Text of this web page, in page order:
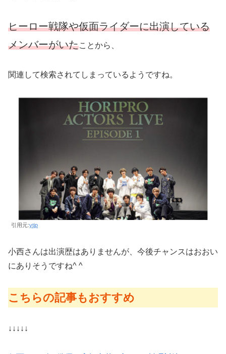
ヒーロー戦隊や仮面ライダーに出演している
メンバーがいたことから、
関連して検索されてしまっているようですね。
引用元:ytjp
小西さんは出演歴はありませんが、今後チャンスはおおい
にありそうですね^ ^
こちらの記事もおすすめ
↓↓↓↓↓